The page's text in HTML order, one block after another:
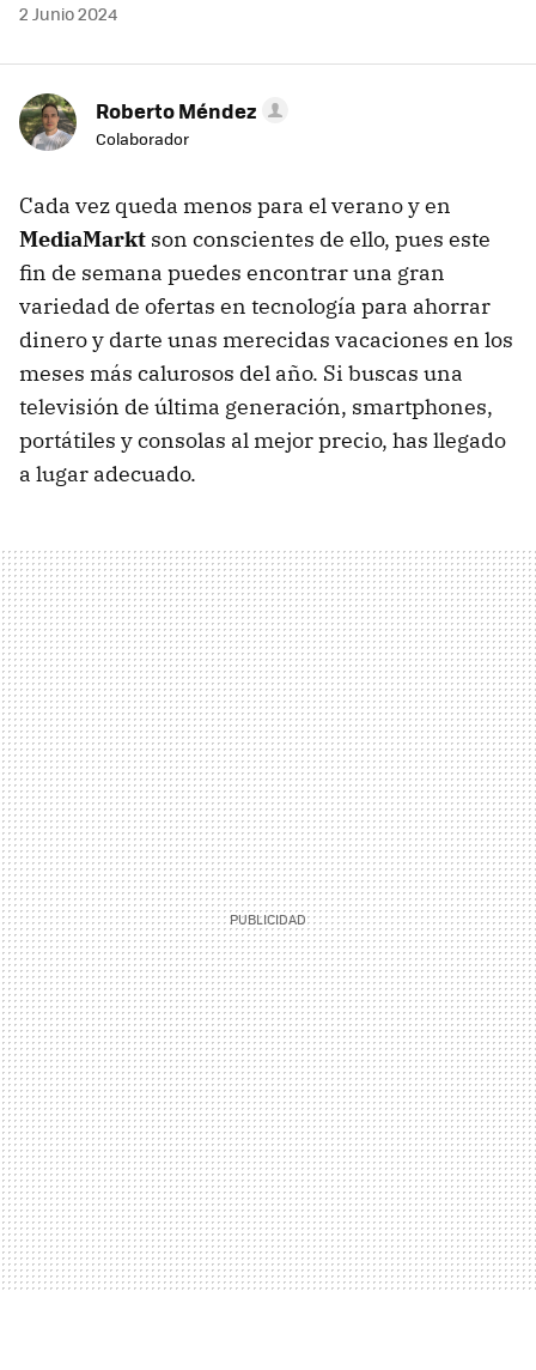
2 Junio 2024
Roberto Méndez
Colaborador
Cada vez queda menos para el verano y en
MediaMarkt son conscientes de ello, pues este
fin de semana puedes encontrar una gran
variedad de ofertas en tecnología para ahorrar
dinero y darte unas merecidas vacaciones en los
meses más calurosos del año. Si buscas una
televisión de última generación, smartphones,
portátiles y consolas al mejor precio, has llegado
a lugar adecuado.